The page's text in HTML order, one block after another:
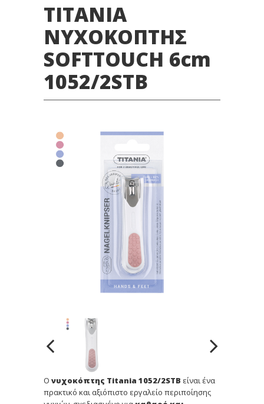
TITANIA
ΝΥΧΟΚΟΠΤΗΣ
SOFTTOUCH 6cm
1052/2STB
Ο νυχοκόπτης Titania 1052/2STB είναι ένα
πρακτικό και αξιόπιστο εργαλείο περιποίησης